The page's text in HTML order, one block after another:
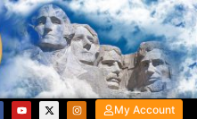
My Account